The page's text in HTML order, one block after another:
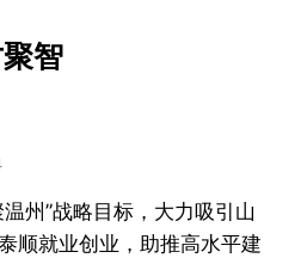
智
州”战略目标，大力吸引山
顺就业创业，助推高水平建